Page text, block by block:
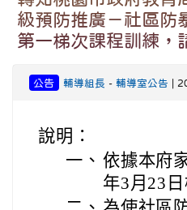
級預防推廣－社區防
第一梯次課程訓練，
公告 輔導組長 - 輔導室公告 |
說明：
一、 依據本府
年3月23